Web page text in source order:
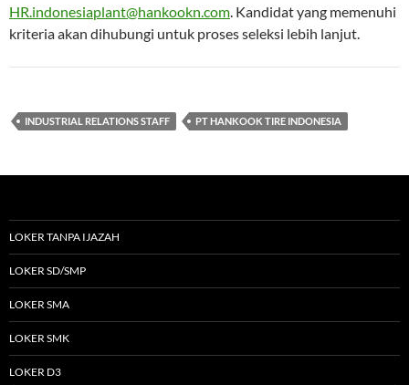
HR.indonesiaplant@hankookn.com. Kandidat yang memenuhi
kriteria akan dihubungi untuk proses seleksi lebih lanjut.
INDUSTRIAL RELATIONS STAFF PT HANKOOK TIRE INDONESIA
LOKER TANPA IJAZAH
LOKER SD/SMP
LOKER SMA
LOKER SMK
LOKER D3